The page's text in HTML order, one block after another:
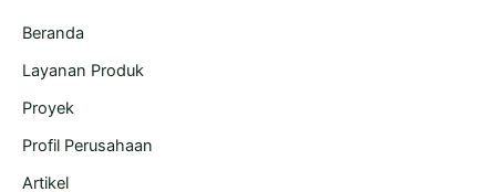
Beranda
Layanan Produk
Proyek
Profil Perusahaan
Artikel